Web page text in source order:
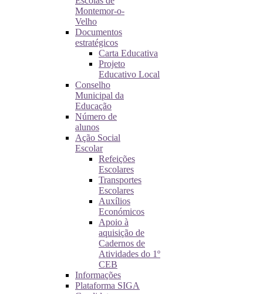
Montemor-o-
Velho
Documentos
estratégicos
Carta Educativa
Projeto
Educativo Local
Conselho
Municipal da
Educação
Número de
alunos
Ação Social
Escolar
Refeições
Escolares
Transportes
Escolares
Auxílios
Económicos
Apoio à
aquisição de
Cadernos de
Atividades do 1º
CEB
Informações
Plataforma SIGA